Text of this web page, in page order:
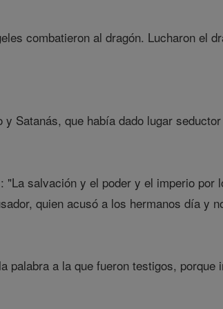
combatieron al dragón. Lucharon el
Satanás, que había dado lugar
salvación y el poder y el imperio por
quien acusó a los hermanos día y
palabra a la que fueron testigos,